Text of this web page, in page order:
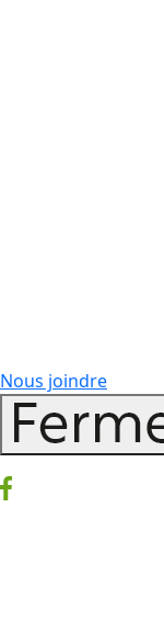
Nous joindre